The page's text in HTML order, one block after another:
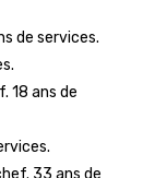
de services.
18 ans de
33 ans de